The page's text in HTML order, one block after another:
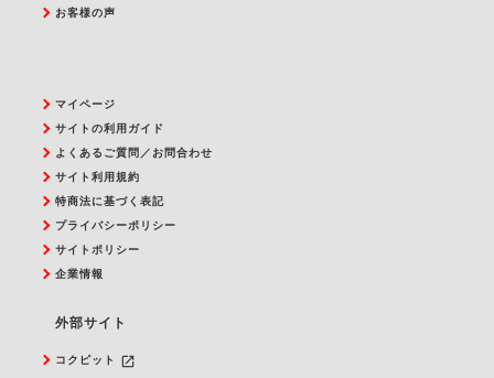
お客様の声
マイページ
サイトの利用ガイド
よくあるご質問／お問合わせ
サイト利用規約
特商法に基づく表記
プライバシーポリシー
サイトポリシー
企業情報
外部サイト
コクピット
launch